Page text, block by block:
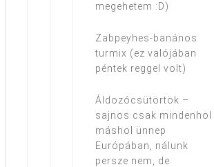
megehetem :D)
Zabpeyhes-banános
turmix (ez valójában
péntek reggel volt)
Áldozócsütörtök –
sajnos csak mindenhol
máshol ünnep
Európában, nálunk
persze nem, de